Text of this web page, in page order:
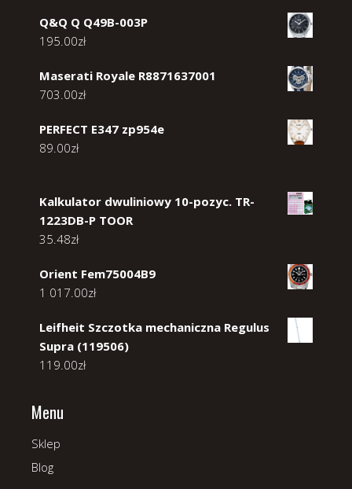
Q&Q Q Q49B-003P
195.00zł
Maserati Royale R8871637001
703.00zł
PERFECT E347 zp954e
89.00zł
Kalkulator dwuliniowy 10-pozyc. TR-
1223DB-P TOOR
35.48zł
Orient Fem75004B9
1 017.00zł
Leifheit Szczotka mechaniczna Regulus
Supra (119506)
119.00zł
Menu
Sklep
Blog